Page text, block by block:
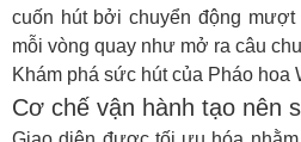
cuốn hút bởi chuyển động mượt
mỗi vòng quay như mở ra câu
Khám phá sức hút của Pháo hoa
Cơ chế vận hành tạo nên